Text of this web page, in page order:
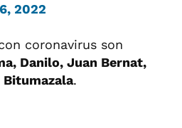
6, 2022
coronavirus son
Danilo, Juan Bernat,
Bitumazala.